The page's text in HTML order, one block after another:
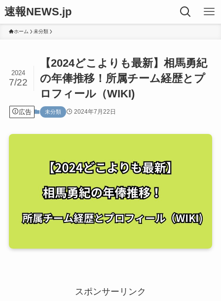
速報NEWS.jp
ホーム 未分類
【2024どこよりも最新】相馬勇紀
の年俸推移！所属チーム経歴とプ
ロフィール（WIKI)
2024
7/22
広告 未分類 2024年7月22日
スポンサーリンク